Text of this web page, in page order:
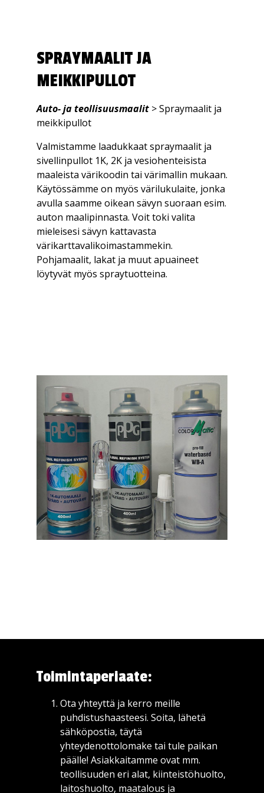
SPRAYMAALIT JA
MEIKKIPULLOT
Auto- ja teollisuusmaalit > Spraymaalit ja
meikkipullot
Valmistamme laadukkaat spraymaalit ja
sivellinpullot 1K, 2K ja vesiohenteisista
maaleista värikoodin tai värimallin mukaan.
Käytössämme on myös värilukulaite, jonka
avulla saamme oikean sävyn suoraan esim.
auton maalipinnasta. Voit toki valita
mieleisesi sävyn kattavasta
värikarttavalikoimastammekin.
Pohjamaalit, lakat ja muut apuaineet
löytyvät myös spraytuotteina.
Toimintaperiaate:
Ota yhteyttä ja kerro meille
puhdistushaasteesi. Soita, lähetä
sähköpostia, täytä
yhteydenottolomake tai tule paikan
päälle! Asiakkaitamme ovat mm.
teollisuuden eri alat, kiinteistöhuolto,
laitoshuolto, maatalous ja